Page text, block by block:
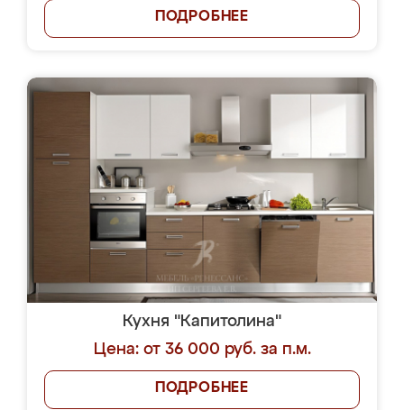
ПОДРОБНЕЕ
Кухня "Капитолина"
Цена: от 36 000 руб. за п.м.
ПОДРОБНЕЕ